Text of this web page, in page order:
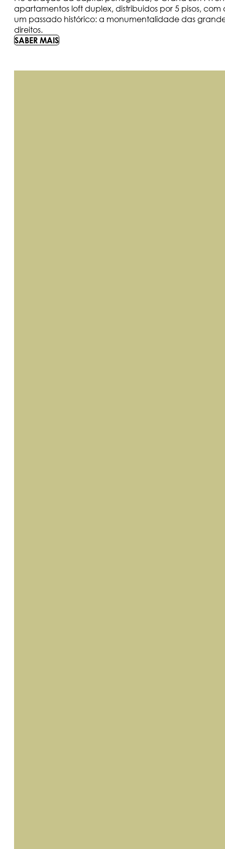
apartamentos loft duplex, distribuidos por 5 pisos,
um passado histórico: a monumentalidade das
direitos.
SABER MAIS